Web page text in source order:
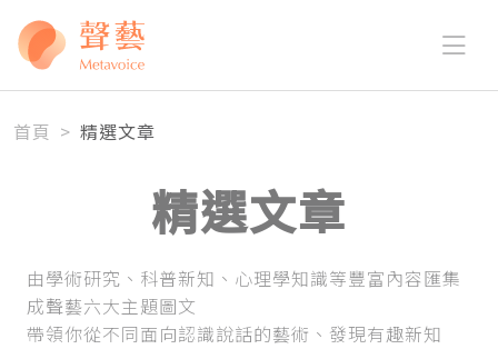
首頁 > 精選文章
精選文章
由學術研究、科普新知、心理學知識等豐富內容匯集
成聲藝六大主題圖文
帶領你從不同面向認識說話的藝術、發現有趣新知